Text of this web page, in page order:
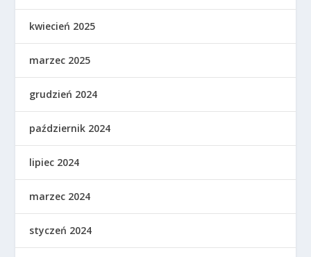
kwiecień 2025
marzec 2025
grudzień 2024
październik 2024
lipiec 2024
marzec 2024
styczeń 2024